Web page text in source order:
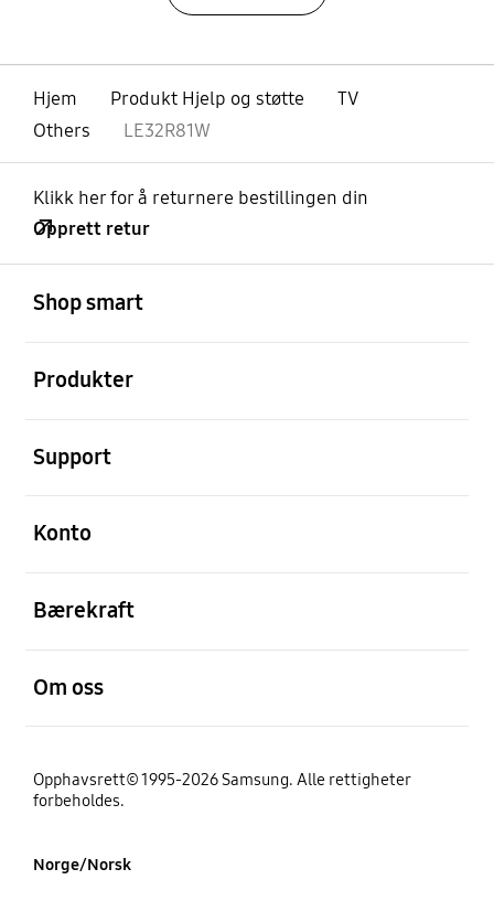
Hjem Produkt Hjelp og støtte
TV
Others
LE32R81W
Klikk her for å returnere bestillingen din
Opprett retur
Shop smart
Produkter
Support
Konto
Bærekraft
Om oss
Opphavsrett© 1995-2026 Samsung. Alle rettigheter
forbeholdes.
Norge/Norsk